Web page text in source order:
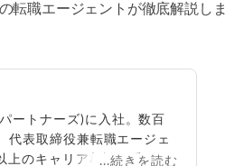
転職エージェントが徹底解説しま
ートナーズ)に入社。数百
代表取締役兼転職エージェ
上のキャリア相談に乗る。
...続きを読む